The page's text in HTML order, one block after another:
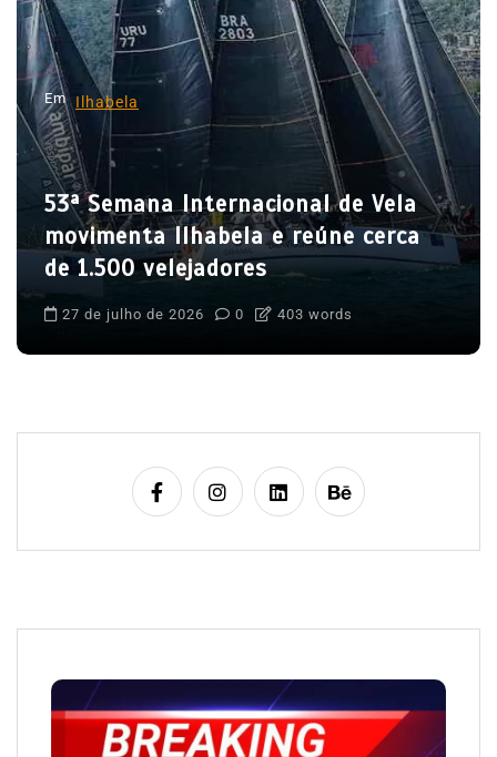
e
P
o
s
t
Em Ilhabela
53ª Semana Internacional de Vela
movimenta Ilhabela e reúne cerca
de 1.500 velejadores
27 de julho de 2026 0 403 words